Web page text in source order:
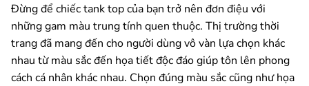
Đừng để chiếc tank top của bạn trở nên đơn điệu với
những gam màu trung tính quen thuộc. Thị trường thời
trang đã mang đến cho người dùng vô vàn lựa chọn khác
nhau từ màu sắc đến họa tiết độc đáo giúp tôn lên phong
cách cá nhân khác nhau. Chọn đúng màu sắc cũng như họa